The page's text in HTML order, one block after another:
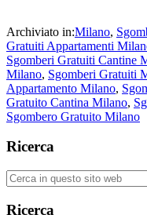
Archiviato in:Milano,
Gratuiti Appartamenti
Sgomberi Gratuiti Cantine
Milano, Sgomberi Gratuiti
Appartamento Milano,
Gratuito Cantina Milano,
Sgombero Gratuito Milano
Barra
laterale
primaria
Ricerca
Cerca
in
questo
Ricerca